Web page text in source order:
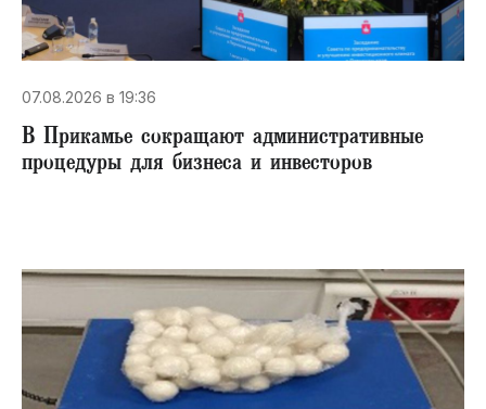
07.08.2026 в 19:36
В Прикамье сокращают административные
процедуры для бизнеса и инвесторов